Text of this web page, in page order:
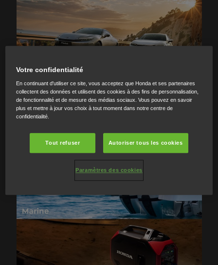
Votre confidentialité
En continuant d'utiliser ce site, vous acceptez que Honda et ses partenaires
collectent des données et utilisent des cookies à des fins de personnalisation,
de fonctionnalité et de mesure des médias sociaux. Vous pouvez en savoir
plus et mettre à jour vos choix à tout moment dans notre centre de
confidentialité.
Tout refuser Autoriser tous les cookies
Paramètres des cookies